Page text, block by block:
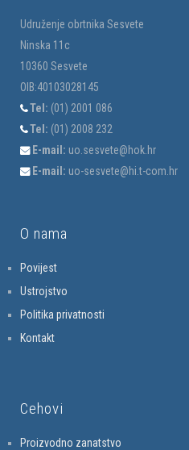
Udruženje obrtnika Sesvete
Ninska 11c
10360 Sesvete
OIB:40103028145
Tel: (01) 2001 086
Tel: (01) 2008 232
E-mail: uo.sesvete@hok.hr
E-mail: uo-sesvete@hi.t-com.hr
O nama
Povijest
Ustrojstvo
Politika privatnosti
Kontakt
Cehovi
Proizvodno zanatstvo